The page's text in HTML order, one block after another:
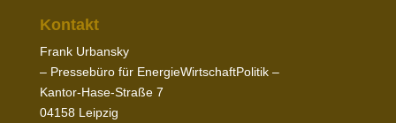
Kontakt
Frank Urbansky
– Pres­sebüro für EnergieWirtschaftPolitik –
Kantor-​Hase-​Straße 7
04158Leipzig